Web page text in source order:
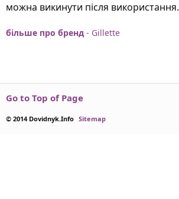
можна викинути після використання.
більше про бренд - Gillette
Go to Top of Page
© 2014 Dovidnyk.Info Sitemap